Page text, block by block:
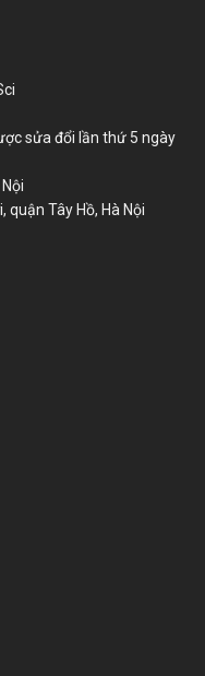
sửa đổi lần thứ 5 ngày
Tây Hồ, Hà Nội